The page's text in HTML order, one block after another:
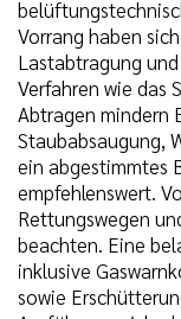
Vorrang haben
Lastabtragung
Verfahren wie das
Abtragen mindern
Staubabsaugung,
ein abgestimmtes
empfehlenswert.
Rettungswegen
beachten. Eine
inklusive
sowie